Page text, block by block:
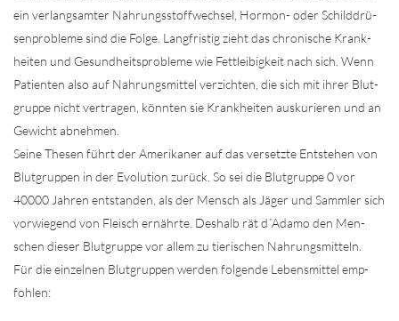
ein ver­lang­sam­ter Nah­rungs­stoff­wech­sel, Hor­mon-​ oder Schild­drü­
sen­pro­ble­me sind die Folge. Lang­fris­tig zieht das chro­ni­sche Krank­
hei­ten und Ge­sund­heits­pro­ble­me wie Fett­lei­big­keit nach sich. Wenn
Pa­ti­en­ten also auf Nah­rungs­mit­tel ver­zich­ten, die sich mit ihrer Blut­
grup­pe nicht ver­tra­gen, könn­ten sie Krank­hei­ten aus­ku­rie­ren und an
Ge­wicht ab­neh­men.
Seine The­sen führt der Ame­ri­ka­ner auf das ver­setz­te Ent­ste­hen von
Blut­grup­pen in der Evo­lu­ti­on zu­rück. So sei die Blut­grup­pe 0 vor
40000 Jah­ren ent­stan­den, als der Mensch als Jäger und Samm­ler sich
vor­wie­gend von Fleisch er­nähr­te. Des­halb rät d´Adamo den Men­
schen die­ser Blut­grup­pe vor allem zu tie­ri­schen Nah­rungs­mit­teln.
Für die ein­zel­nen Blut­grup­pen wer­den fol­gen­de Le­bens­mit­tel emp­
foh­len: